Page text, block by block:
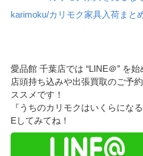
karimoku/カリモク家具入荷まと
愛品館 千葉店では “LINE＠” を始
店頭持ち込みや出張買取のご予
ススメです！
『うちのカリモクはいくらにな
Eしてみてね！